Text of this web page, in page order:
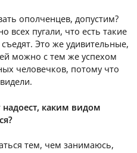
ополченцев, допустим?
всех пугали, что есть такие
Это же удивительные,
можно с тем же успехом
человечков, потому что
каким видом
тем, чем занимаюсь,